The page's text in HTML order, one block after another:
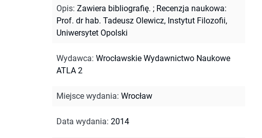
Opis: Zawiera bibliografię. ; Recenzja naukowa:
Prof. dr hab. Tadeusz Olewicz, Instytut Filozofii,
Uniwersytet Opolski
Wydawca: Wrocławskie Wydawnictwo Naukowe
ATLA 2
Miejsce wydania: Wrocław
Data wydania: 2014